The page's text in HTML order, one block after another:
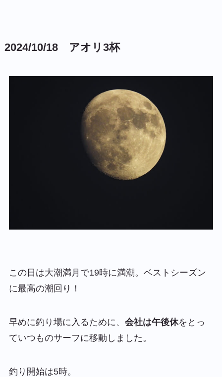
2024/10/18 アオリ3杯
この日は大潮満月で19時に満潮。ベストシーズン
に最高の潮回り！
早めに釣り場に入るために、 会社は午後休をとっ
ていつものサーフに移動しました。
釣り開始は5時。